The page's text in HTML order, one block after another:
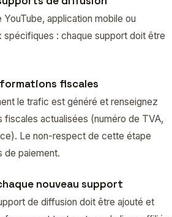
YouTube, application mobile ou
spécifiques : chaque support doit être
fiscales
le trafic est généré et renseignez
fiscales actualisées (numéro de TVA,
Le non-respect de cette étape
de paiement.
nouveau support
de diffusion doit être ajouté et